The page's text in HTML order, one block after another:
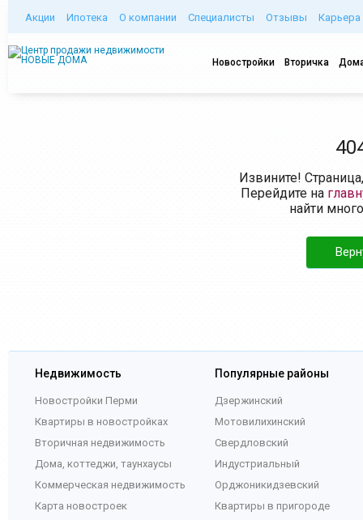
Акции Ипотека О компании Специалисты Отзывы Карьера
Новостройки Вторичка
Извините!
Перейдите на
найти
Недвижимость
Новостройки Перми
Квартиры в новостройках
Вторичная недвижимость
Дома, коттеджи, таунхаусы
Коммерческая недвижимость
Карта новостроек
Популярные районы
Дзержинский
Мотовилихинский
Свердловский
Индустриальный
Орджоникидзевский
Квартиры в пригороде